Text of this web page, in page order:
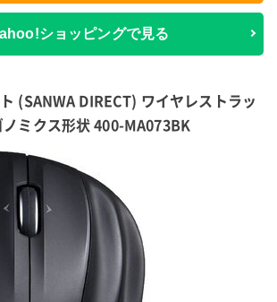
ショッピングで見る
(SANWA DIRECT) ワイヤレストラッ
ミクス形状 400-MA073BK